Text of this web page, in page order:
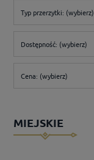
Typ przerzytki: (wybierz)
Dostępność: (wybierz)
Cena: (wybierz)
MIEJSKIE